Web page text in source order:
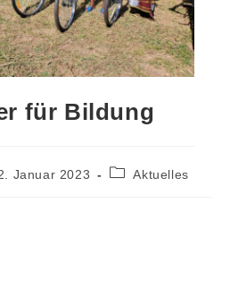
für Bildung
Januar 2023 Aktuelles